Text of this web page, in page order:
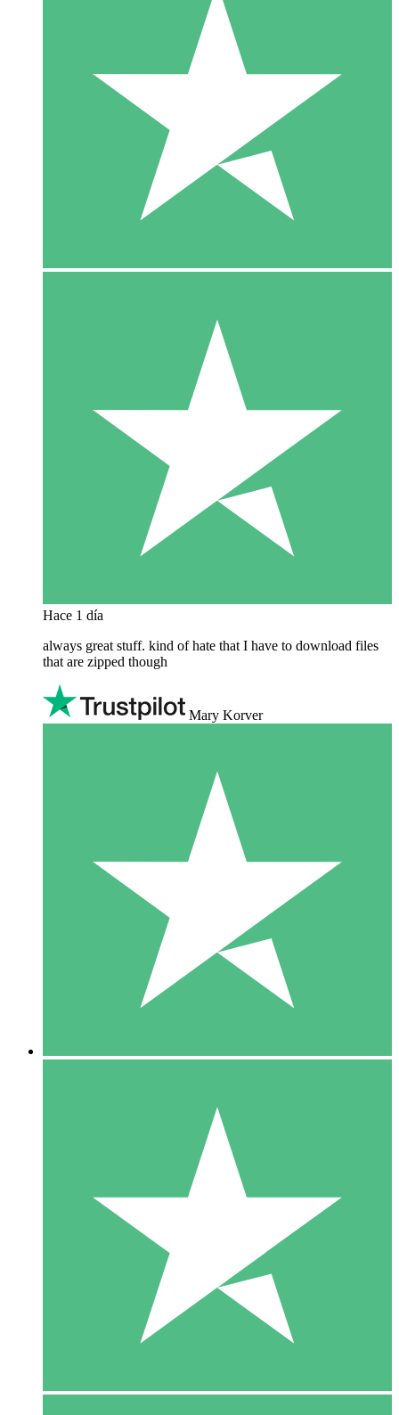
Hace 1 día
always great stuff. kind of hate that I have to download files
that are zipped though
Mary Korver